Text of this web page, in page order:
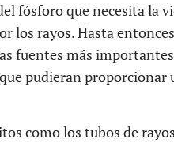
fósforo que necesita la
los rayos. Hasta
fuentes más
pudieran
como los tubos de